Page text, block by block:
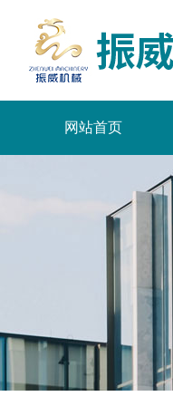
网站首页